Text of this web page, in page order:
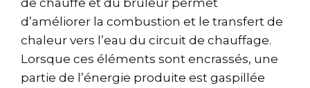
d’améliorer la combustion et le transfert de
chaleur vers l’eau du circuit de chauffage.
Lorsque ces éléments sont encrassés, une
partie de l’énergie produite est gaspillée